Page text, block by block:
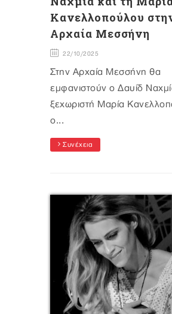
Κανελλοπούλου
Αρχαία Μεσσήνη
22/10/2025
Στην Αρχαία Μεσσήνη θα
εμφανιστούν ο Δαυίδ
ξεχωριστή Μαρία
ο...
Συνέχεια